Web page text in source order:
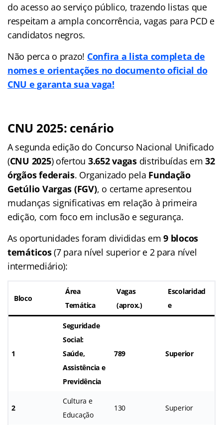
do acesso ao serviço público, trazendo listas que
respeitam a ampla concorrência, vagas para PCD e
candidatos negros.
Não perca o prazo! Confira a lista completa de
nomes e orientações no documento oficial do
CNU e garanta sua vaga!
CNU 2025: cenário
A segunda edição do Concurso Nacional Unificado
(CNU 2025) ofertou 3.652 vagasdistribuídas em32
órgãos federais. Organizado pela Fundação
Getúlio Vargas (FGV), o certame apresentou
mudanças significativas em relação à primeira
edição, com foco em inclusão e segurança.
As oportunidades foram divididas em9 blocos
temáticos(7 para nível superior e 2 para nível
intermediário):
Bloco
Área
Temática
Vagas
(aprox.)
Escolaridad
e
1
Seguridade
Social:
Saúde,
Assistência e
Previdência
789 Superior
2
Cultura e
Educação
130 Superior